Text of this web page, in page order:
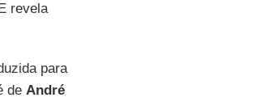
revela
para
de André